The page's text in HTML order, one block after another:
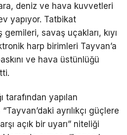
deniz ve hava kuvvetleri
yapıyor. Tatbikat
savaş uçakları, kıyı
harp birimleri Tayvan’a
ve hava üstünlüğü
tarafından yapılan
ayrılıkçı güçlere
açık bir uyarı” niteliği